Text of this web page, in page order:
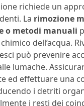
richiede un
La rimozione
o metodi manuali
dell’acqua.
può prevenire
lumache.
ed effettuare una
i detriti
i resti dei